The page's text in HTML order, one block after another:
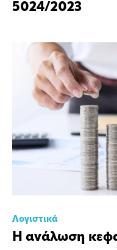
5024/2023
Λογιστικά
Η ανάλωση